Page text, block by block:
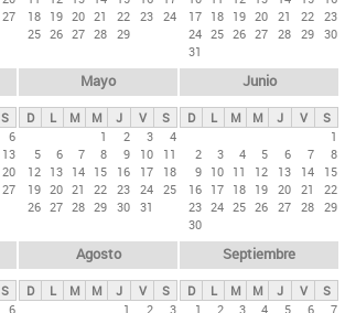
27
18 19 20 21 22 23 24
25 26 27 28 29
17 18 19 20 21 22 23
24 25 26 27 28 29 30
31
S
6
13
20
27
Mayo
D L M M J V
S
1
2 3
4
5
6 7 8 9 10
11
12 13 14 15 16 17
18
19 20 21 22 23 24 25
26 27 28 29 30 31
Junio
D L M M J V
S
1
2
3 4 5 6 7
8
9 10 11 12 13 14
15
16 17 18 19 20 21
22
23 24 25 26 27 28 29
30
S
6
Agosto
D L M M J V
S
1
2 3
Septiembre
D L M M J V
S
1
2 3 4 5 6 7